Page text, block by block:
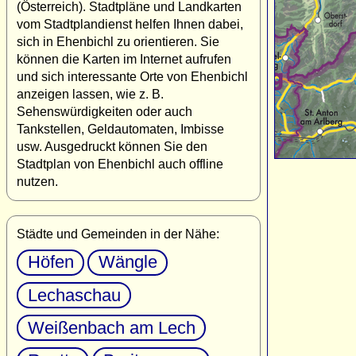
(Österreich). Stadtpläne und Landkarten
vom Stadtplandienst helfen Ihnen dabei,
sich in Ehenbichl zu orientieren. Sie
können die Karten im Internet aufrufen
und sich interessante Orte von Ehenbichl
anzeigen lassen, wie z. B.
Sehenswürdigkeiten oder auch
Tankstellen, Geldautomaten, Imbisse
usw. Ausgedruckt können Sie den
Stadtplan von Ehenbichl auch offline
nutzen.
Städte und Gemeinden in der Nähe:
Höfen
Wängle
Lechaschau
Weißenbach am Lech